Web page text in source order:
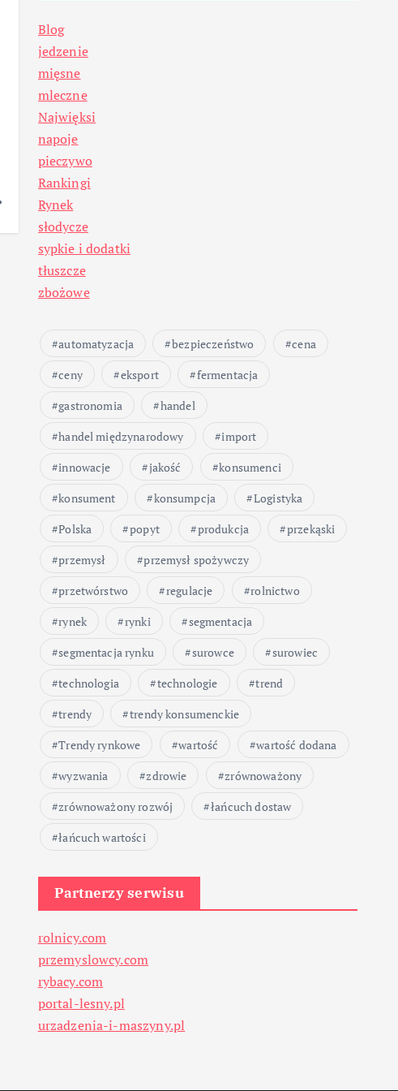
Blog
jedzenie
mięsne
mleczne
Najwięksi
napoje
pieczywo
Rankingi
Rynek
słodycze
sypkie i dodatki
tłuszcze
zbożowe
automatyzacja bezpieczeństwo
cena
ceny
eksport
fermentacja
gastronomia
handel
handel międzynarodowy
import
innowacje
jakość
konsumenci
konsument
konsumpcja
Logistyka
Polska
popyt produkcja
przekąski
przemysł
przemysł spożywczy
przetwórstwo
regulacje
rolnictwo
rynek
rynki
segmentacja
segmentacja rynku
surowce
surowiec
technologia
technologie
trend
trendy
trendy konsumenckie
Trendy rynkowe
wartość
wartość dodana
wyzwania
zdrowie
zrównoważony
zrównoważony rozwój
łańcuch dostaw
łańcuch wartości
Partnerzy serwisu
rolnicy.com
przemyslowcy.com
rybacy.com
portal-lesny.pl
urzadzenia-i-maszyny.pl